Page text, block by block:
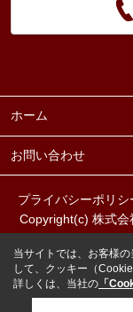
ホーム
お問い合わせ
プライバシーポリシ
Copyright(c) 株式会
当サイトでは、お客様
して、クッキー（
詳しくは、当社の 「